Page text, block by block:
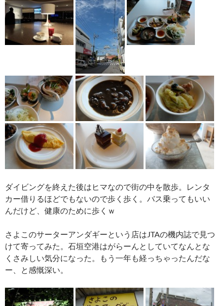
ダイビングを終えた後はヒマなので街の中を散歩。レンタ
カー借りるほどでもないので歩く歩く。バス乗ってもいい
んだけど、健康のために歩くｗ
さよこのサーターアンダギーという店はJTAの機内誌で見つ
けて寄ってみた。石垣空港はがらーんとしていてなんとな
くさみしい気分になった。もう一年も経っちゃったんだな
ー、と感慨深い。